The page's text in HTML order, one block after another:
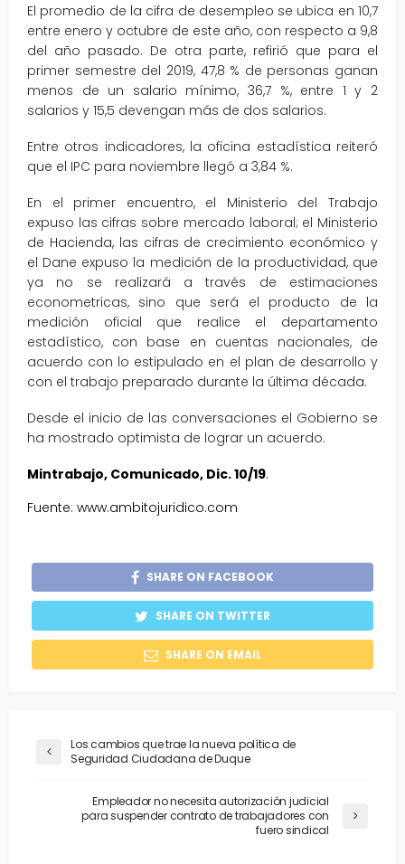
El promedio de la cifra de desempleo se ubica en 10,7
entre enero y octubre de este año, con respecto a 9,8
del año pasado. De otra parte, refirió que para el
primer semestre del 2019, 47,8 % de personas ganan
menos de un salario mínimo, 36,7 %, entre 1 y 2
salarios y 15,5 devengan más de dos salarios.
Entre otros indicadores, la oficina estadística reiteró
que el IPC para noviembre llegó a 3,84 %.
En el primer encuentro, el Ministerio del Trabajo
expuso las cifras sobre mercado laboral; el Ministerio
de Hacienda, las cifras de crecimiento económico y
el Dane expuso la medición de la productividad, que
ya no se realizará a través de estimaciones
econometricas, sino que será el producto de la
medición oficial que realice el departamento
estadístico, con base en cuentas nacionales, de
acuerdo con lo estipulado en el plan de desarrollo y
con el trabajo preparado durante la última década.
Desde el inicio de las conversaciones el Gobierno se
ha mostrado optimista de lograr un acuerdo.
Mintrabajo, Comunicado, Dic. 10/19.
Fuente: www.ambitojuridico.com
SHARE ON FACEBOOK
SHARE ON TWITTER
SHARE ON EMAIL
Los cambios que trae la nueva política de
Seguridad Ciudadana de Duque
Empleador no necesita autorización judicial
para suspender contrato de trabajadores con
fuero sindical